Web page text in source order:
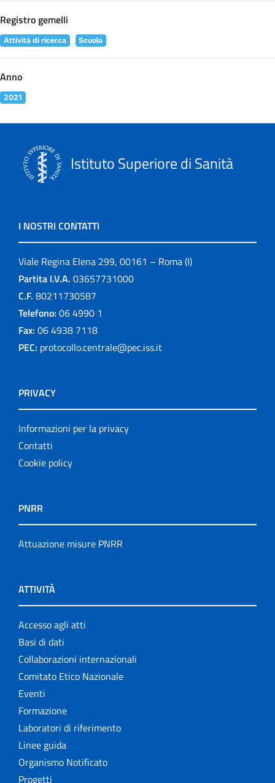
Registro gemelli
Attività di ricerca Scuola
Anno
2021
Istituto Superiore di Sanità
I NOSTRI CONTATTI
Viale Regina Elena 299, 00161 – Roma (I)
Partita I.V.A. 03657731000
C.F. 80211730587
Telefono: 06 4990 1
Fax: 06 4938 7118
PEC: protocollo.centrale@pec.iss.it
PRIVACY
Informazioni per la privacy
Contatti
Cookie policy
PNRR
Attuazione misure PNRR
ATTIVITÀ
Accesso agli atti
Basi di dati
Collaborazioni internazionali
Comitato Etico Nazionale
Eventi
Formazione
Laboratori di riferimento
Linee guida
Organismo Notificato
Progetti